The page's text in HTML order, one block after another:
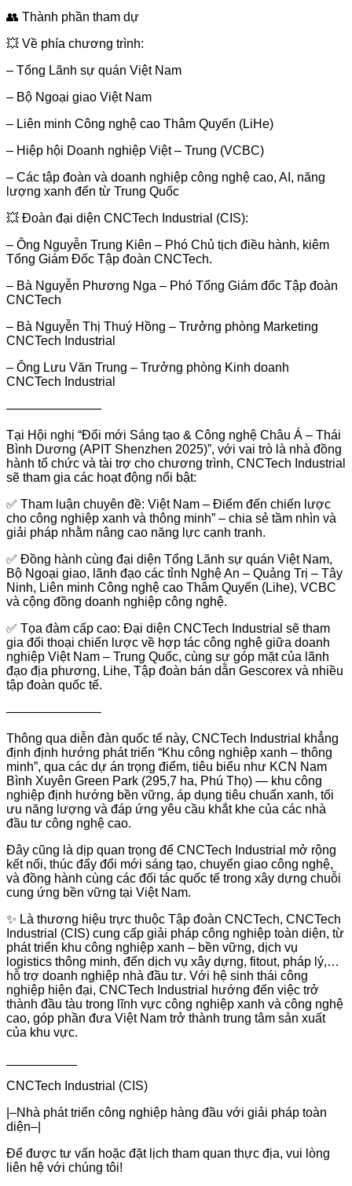
👥 Thành phần tham dự
💥 Về phía chương trình:
– Tổng Lãnh sự quán Việt Nam
– Bộ Ngoại giao Việt Nam
– Liên minh Công nghệ cao Thâm Quyến (LiHe)
– Hiệp hội Doanh nghiệp Việt – Trung (VCBC)
– Các tập đoàn và doanh nghiệp công nghệ cao, AI, năng
lượng xanh đến từ Trung Quốc
💥 Đoàn đại diện CNCTech Industrial (CIS):
– Ông Nguyễn Trung Kiên – Phó Chủ tịch điều hành, kiêm
Tổng Giám Đốc Tập đoàn CNCTech.
– Bà Nguyễn Phương Nga – Phó Tổng Giám đốc Tập đoàn
CNCTech
– Bà Nguyễn Thị Thuý Hồng – Trưởng phòng Marketing
CNCTech Industrial
– Ông Lưu Văn Trung – Trưởng phòng Kinh doanh
CNCTech Industrial
———————–
Tại Hội nghị “Đổi mới Sáng tạo & Công nghệ Châu Á – Thái
Bình Dương (APIT Shenzhen 2025)”, với vai trò là nhà đồng
hành tổ chức và tài trợ cho chương trình, CNCTech Industrial
sẽ tham gia các hoạt động nổi bật:
✅ Tham luận chuyên đề: Việt Nam – Điểm đến chiến lược
cho công nghiệp xanh và thông minh” – chia sẻ tầm nhìn và
giải pháp nhằm nâng cao năng lực cạnh tranh.
✅ Đồng hành cùng đại diện Tổng Lãnh sự quán Việt Nam,
Bộ Ngoại giao, lãnh đạo các tỉnh Nghệ An – Quảng Trị – Tây
Ninh, Liên minh Công nghệ cao Thâm Quyến (Lihe), VCBC
và cộng đồng doanh nghiệp công nghệ.
✅ Tọa đàm cấp cao: Đại diện CNCTech Industrial sẽ tham
gia đối thoại chiến lược về hợp tác công nghệ giữa doanh
nghiệp Việt Nam – Trung Quốc, cùng sự góp mặt của lãnh
đạo địa phương, Lihe, Tập đoàn bán dẫn Gescorex và nhiều
tập đoàn quốc tế.
———————–
Thông qua diễn đàn quốc tế này, CNCTech Industrial khẳng
định định hướng phát triển “Khu công nghiệp xanh – thông
minh”, qua các dự án trọng điểm, tiêu biểu như KCN Nam
Bình Xuyên Green Park (295,7 ha, Phú Thọ) — khu công
nghiệp định hướng bền vững, áp dụng tiêu chuẩn xanh, tối
ưu năng lượng và đáp ứng yêu cầu khắt khe của các nhà
đầu tư công nghệ cao.
Đây cũng là dịp quan trọng để CNCTech Industrial mở rộng
kết nối, thúc đẩy đổi mới sáng tạo, chuyển giao công nghệ,
và đồng hành cùng các đối tác quốc tế trong xây dựng chuỗi
cung ứng bền vững tại Việt Nam.
✨ Là thương hiệu trực thuộc Tập đoàn CNCTech, CNCTech
Industrial (CIS) cung cấp giải pháp công nghiệp toàn diện, từ
phát triển khu công nghiệp xanh – bền vững, dịch vụ
logistics thông minh, đến dịch vụ xây dựng, fitout, pháp lý,…
hỗ trợ doanh nghiệp nhà đầu tư. Với hệ sinh thái công
nghiệp hiện đại, CNCTech Industrial hướng đến việc trở
thành đầu tàu trong lĩnh vực công nghiệp xanh và công nghệ
cao, góp phần đưa Việt Nam trở thành trung tâm sản xuất
của khu vực.
CNCTech Industrial (CIS)
|–Nhà phát triển công nghiệp hàng đầu với giải pháp toàn
diện–|
Để được tư vấn hoặc đặt lịch tham quan thực địa, vui lòng
liên hệ với chúng tôi!